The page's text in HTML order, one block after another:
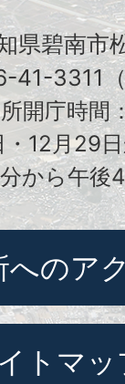
県碧南市
41-3311
開庁時間
12月29
から午後
へのア
トマッ